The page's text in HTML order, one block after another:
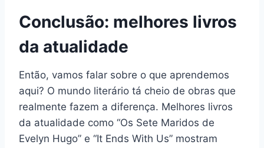
Conclusão: melhores livros
da atualidade
Então, vamos falar sobre o que aprendemos
aqui? O mundo literário tá cheio de obras que
realmente fazem a diferença. Melhores livros
da atualidade como “Os Sete Maridos de
Evelyn Hugo” e “It Ends With Us” mostram